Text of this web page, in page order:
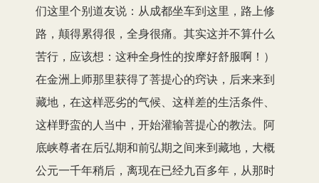
们这里个别道友说：从成都坐车到这里，路上修
路，颠得累得很，全身很痛。其实这并不算什么
苦行，应该想：这种全身性的按摩好舒服啊！）
在金洲上师那里获得了菩提心的窍诀，后来来到
藏地，在这样恶劣的气候、这样差的生活条件、
这样野蛮的人当中，开始灌输菩提心的教法。阿
底峡尊者在后弘期和前弘期之间来到藏地，大概
公元一千年稍后，离现在已经九百多年，从那时